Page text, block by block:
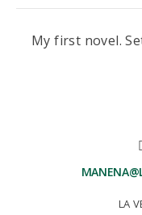
My first novel.
LA